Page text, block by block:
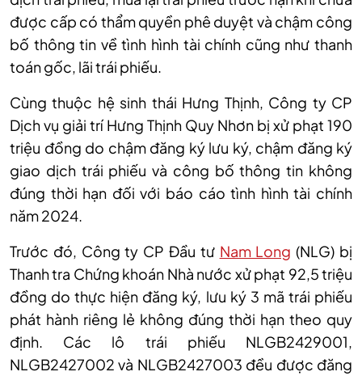
được cấp có thẩm quyền phê duyệt và chậm công
bố thông tin về tình hình tài chính cũng như thanh
toán gốc, lãi trái phiếu.
Cùng thuộc hệ sinh thái Hưng Thịnh, Công ty CP
Dịch vụ giải trí Hưng Thịnh Quy Nhơn bị xử phạt 190
triệu đồng do chậm đăng ký lưu ký, chậm đăng ký
giao dịch trái phiếu và công bố thông tin không
đúng thời hạn đối với báo cáo tình hình tài chính
năm 2024.
Trước đó, Công ty CP Đầu tư Nam Long (NLG) bị
Thanh tra Chứng khoán Nhà nước xử phạt 92,5 triệu
đồng do thực hiện đăng ký, lưu ký 3 mã trái phiếu
phát hành riêng lẻ không đúng thời hạn theo quy
định. Các lô trái phiếu NLGB2429001,
NLGB2427002 và NLGB2427003 đều được đăng